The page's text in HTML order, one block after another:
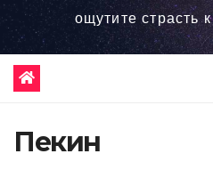
ощутите страсть
Пекин